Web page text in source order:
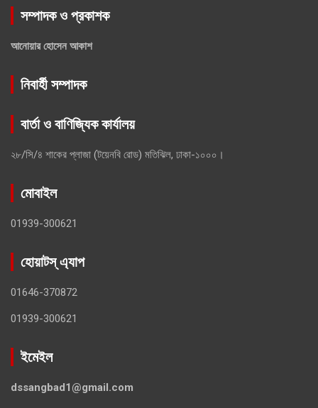
সম্পাদক ও প্রকাশক
আনোয়ার হোসেন আকাশ
নিবার্হী সম্পাদক
বার্তা ও বাণিজ্যিক কার্যালয়
২৮/সি/৪ শাকের প্লাজা (টয়েনবি রোড) মতিঝিল, ঢাকা-১০০০।
মোবাইল
01939-300621
হোয়াটস্ এ্যাপ
01646-370872
01939-300621
ইমেইল
dssangbad1@gmail.com